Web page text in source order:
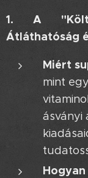
1. A
Átláthatóság
Miért
mint
ásványi